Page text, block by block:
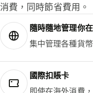
消費，同時節省費用。
隨時隨地管理你
集中管理各種貨
國際扣賬卡